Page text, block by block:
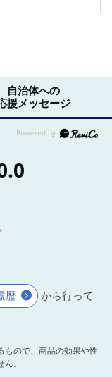
自治体への
援メッセージ
歴
から行って
ので、商品の効果や性
。